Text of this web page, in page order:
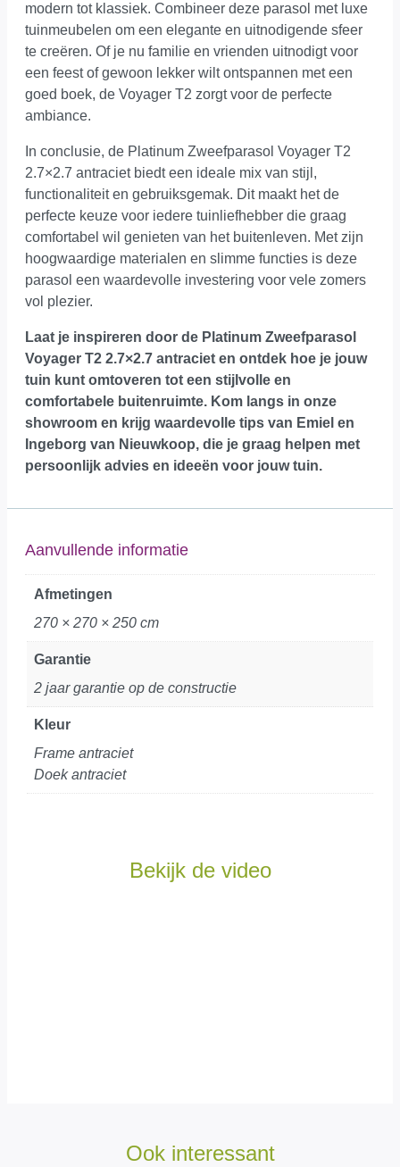
modern tot klassiek. Combineer deze parasol met luxe
tuinmeubelen om een elegante en uitnodigende sfeer
te creëren. Of je nu familie en vrienden uitnodigt voor
een feest of gewoon lekker wilt ontspannen met een
goed boek, de Voyager T2 zorgt voor de perfecte
ambiance.
In conclusie, de Platinum Zweefparasol Voyager T2
2.7×2.7 antraciet biedt een ideale mix van stijl,
functionaliteit en gebruiksgemak. Dit maakt het de
perfecte keuze voor iedere tuinliefhebber die graag
comfortabel wil genieten van het buitenleven. Met zijn
hoogwaardige materialen en slimme functies is deze
parasol een waardevolle investering voor vele zomers
vol plezier.
Laat je inspireren door de Platinum Zweefparasol
Voyager T2 2.7×2.7 antraciet en ontdek hoe je jouw
tuin kunt omtoveren tot een stijlvolle en
comfortabele buitenruimte. Kom langs in onze
showroom en krijg waardevolle tips van Emiel en
Ingeborg van Nieuwkoop, die je graag helpen met
persoonlijk advies en ideeën voor jouw tuin.
Aanvullende informatie
Afmetingen
270 × 270 × 250 cm
Garantie
2 jaar garantie op de constructie
Kleur
Frame antraciet
Doek antraciet
Bekijk de video
Ook interessant